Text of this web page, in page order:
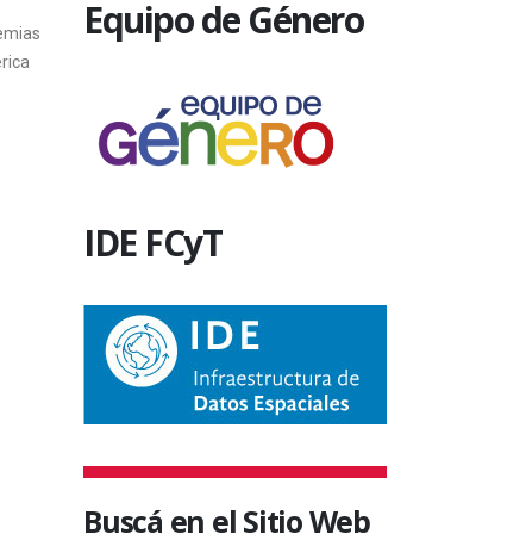
El Laboratorio de Actuopalinología
el análisis palinológico y caracterización
por...
Equipo de Género
IDE FCyT
Buscá en el Sitio Web